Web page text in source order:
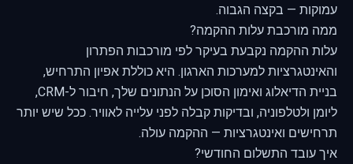
עמוקות — בקצה הגבוה.
ממה מורכבת עלות ההקמה?
עלות ההקמה נקבעת בעיקר לפי מורכבות הפתרון
והאינטגרציות למערכות הארגון. היא כוללתאפיון התרחיש,
בניית הדיאלוג ואימון הסוכן על הנתונים שלך, חיבור ל-CRM,
ליומן ולטלפוניה, ובדיקות קבלה לפני עלייה לאוויר. ככל שיש יותר
תרחישים ואינטגרציות — ההקמה עולה.
איך עובד התשלום החודשי?